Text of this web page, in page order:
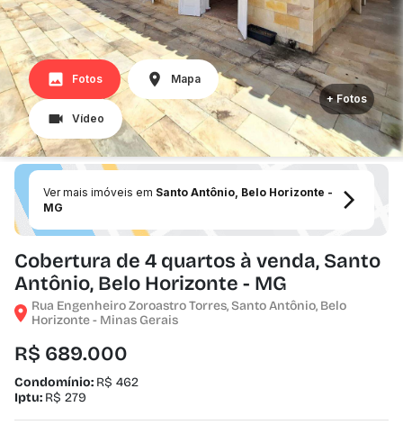
Fotos Mapa
Vídeo
+ Fotos
Ver mais imóveis em Santo Antônio, Belo Horizonte -
MG
Cobertura de 4 quartos à venda, Santo
Antônio, Belo Horizonte - MG
Rua Engenheiro Zoroastro Torres, Santo Antônio, Belo
Horizonte - Minas Gerais
R$ 689.000
Condomínio: R$ 462
Iptu: R$ 279